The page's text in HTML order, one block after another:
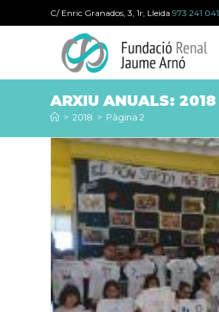
al
C/ Enric Granados, 3, 1r, Lleida 973 241 041
ARXIU ANUALS: 2018
> 2018 > Pàgina 2